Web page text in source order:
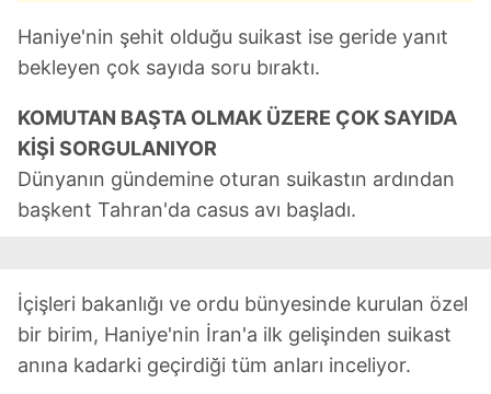
Haniye'nin şehit olduğu suikast ise geride yanıt
bekleyen çok sayıda soru bıraktı.
KOMUTAN BAŞTA OLMAK ÜZERE ÇOK SAYIDA
KİŞİ SORGULANIYOR
Dünyanın gündemine oturan suikastın ardından
başkent Tahran'da casus avı başladı.
İçişleri bakanlığı ve ordu bünyesinde kurulan özel
bir birim, Haniye'nin İran'a ilk gelişinden suikast
anına kadarki geçirdiği tüm anları inceliyor.